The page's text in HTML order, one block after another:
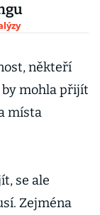
někteří
by mohla přijít
místa
se ale
Zejména